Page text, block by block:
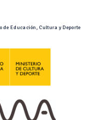
Educación, Cultura y Deporte